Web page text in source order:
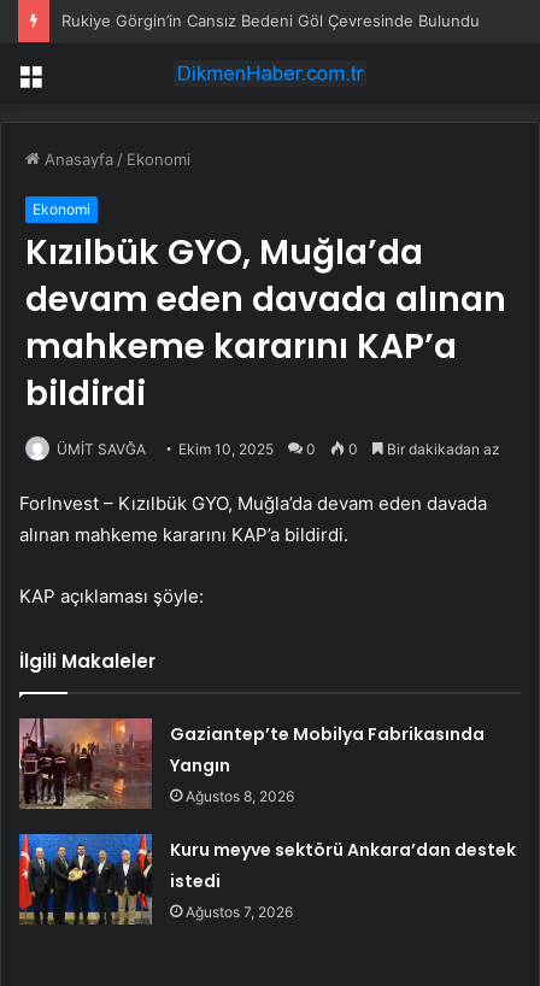
Rukiye Görgin’in Cansız Bedeni Göl Çevresinde Bulundu
Menü
Anasayfa / Ekonomi
Ekonomi
Kızılbük GYO, Muğla’da
devam eden davada alınan
mahkeme kararını KAP’a
bildirdi
ÜMİT SAVĞA Ekim 10, 2025 0 0 Bir dakikadan az
ForInvest – Kızılbük GYO, Muğla’da devam eden davada
alınan mahkeme kararını KAP’a bildirdi.
KAP açıklaması şöyle:
İlgili Makaleler
Gaziantep’te Mobilya Fabrikasında
Yangın
Ağustos 8, 2026
Kuru meyve sektörü Ankara’dan destek
istedi
Ağustos 7, 2026